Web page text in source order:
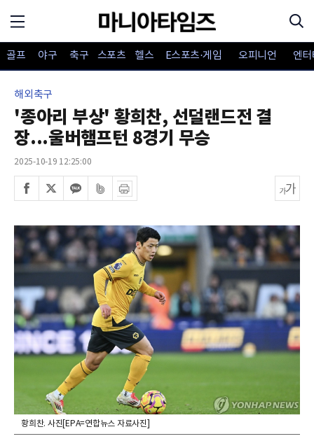
골프 야구 축구 스포츠 헬스 E스포츠·게임 오피니언 엔
해외축구
'종아리 부상' 황희찬, 선덜랜드전 결
장...울버햄프턴 8경기 무승
2025-10-19 12:25:00
황희찬. 사진[EPA=연합뉴스 자료사진]